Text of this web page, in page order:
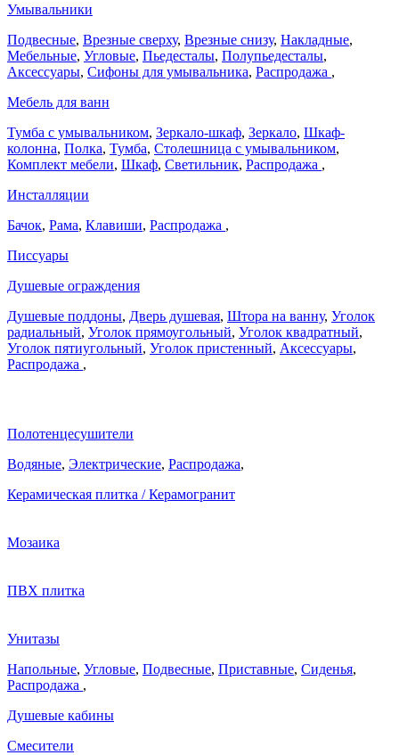
Умывальники
Подвесные, Врезные сверху, Врезные снизу, Накладные,
Мебельные, Угловые, Пьедесталы, Полупьедесталы,
Аксессуары, Сифоны для умывальника, Распродажа ,
Мебель для ванн
Тумба с умывальником, Зеркало-шкаф, Зеркало, Шкаф-
колонна, Полка, Тумба, Столешница с умывальником,
Комплект мебели, Шкаф, Светильник, Распродажа ,
Инсталляции
Бачок, Рама, Клавиши, Распродажа ,
Писсуары
Душевые ограждения
Душевые поддоны, Дверь душевая, Штора на ванну, Уголок
радиальный, Уголок прямоугольный, Уголок квадратный,
Уголок пятиугольный, Уголок пристенный, Аксессуары,
Распродажа ,
Полотенцесушители
Водяные, Электрические, Распродажа,
Керамическая плитка / Керамогранит
Мозаика
ПВХ плитка
Унитазы
Напольные, Угловые, Подвесные, Приставные, Сиденья,
Распродажа ,
Душевые кабины
Смесители